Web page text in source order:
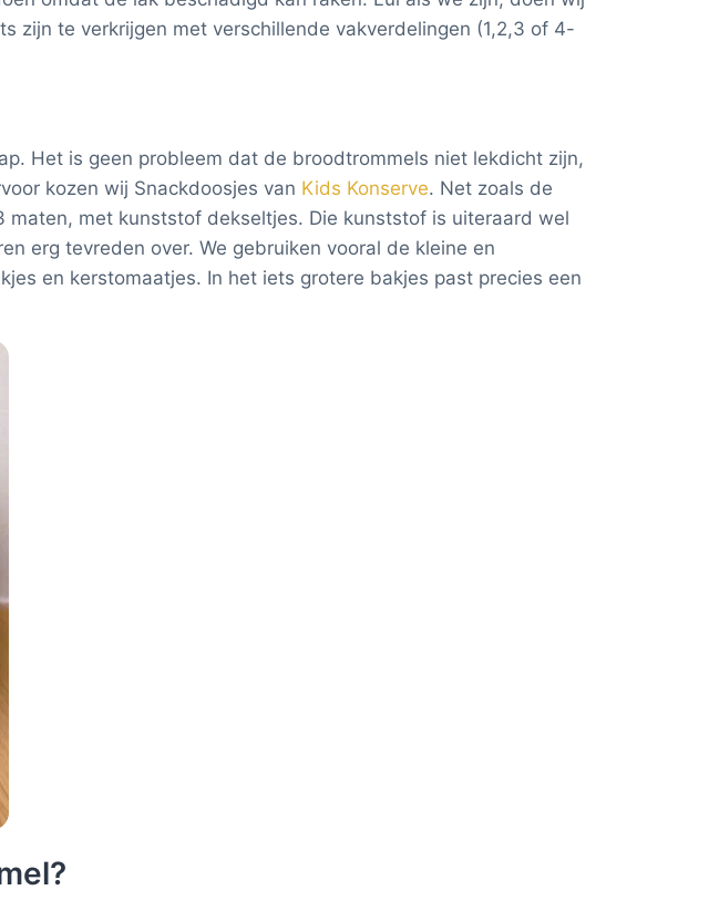
zijn te verkrijgen met verschillende vakverdelingen (1,2,3 of 4-
Het is geen probleem dat de broodtrommels niet lekdicht zijn,
kozen wij Snackdoosjes van Kids Konserve. Net zoals de
maten, met kunststof dekseltjes. Die kunststof is uiteraard wel
erg tevreden over. We gebruiken vooral de kleine en
en kerstomaatjes. In het iets grotere bakjes past precies een